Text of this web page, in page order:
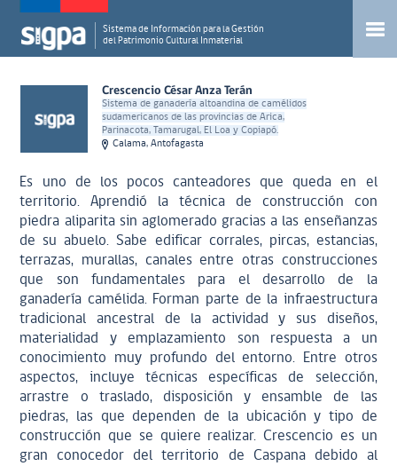
Sistema de Información para la Gestión
del Patrimonio Cultural Inmaterial
Crescencio César Anza Terán
Sistema de ganadería altoandina de camélidos
sudamericanos de las provincias de Arica,
Parinacota, Tamarugal, El Loa y Copiapó.
Calama, Antofagasta
Es uno de los pocos canteadores que queda en el
territorio. Aprendió la técnica de construcción con
piedra aliparita sin aglomerado gracias a las enseñanzas
de su abuelo. Sabe edificar corrales, pircas, estancias,
terrazas, murallas, canales entre otras construcciones
que son fundamentales para el desarrollo de la
ganadería camélida. Forman parte de la infraestructura
tradicional ancestral de la actividad y sus diseños,
materialidad y emplazamiento son respuesta a un
conocimiento muy profundo del entorno. Entre otros
aspectos, incluye técnicas específicas de selección,
arrastre o traslado, disposición y ensamble de las
piedras, las que dependen de la ubicación y tipo de
construcción que se quiere realizar. Crescencio es un
gran conocedor del territorio de Caspana debido al